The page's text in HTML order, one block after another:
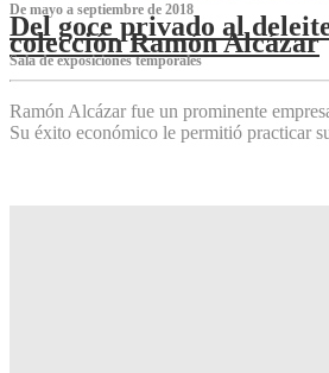
De mayo a septiembre de 2018
Del goce privado al
colección Ramón Alcázar
Sala de exposiciones temporales
Ramón Alcázar fue un prominente
Su éxito económico le permitió practicar